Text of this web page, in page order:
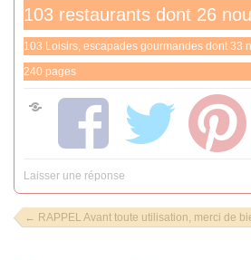
103 restaurants dont 26
103 Loisirs, escapades gourmandes dont 33
240 pages
Laisser une réponse
← RAPPEL Avant toute utilisation, merci de